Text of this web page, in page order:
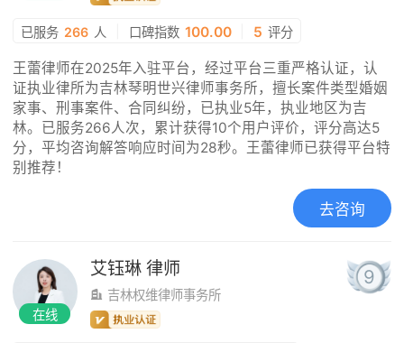
已服务 266 人 口碑指数 100.00 5 评分
王蕾律师在2025年入驻平台，经过平台三重严格认证，认
证执业律所为吉林琴明世兴律师事务所，擅长案件类型婚姻
家事、刑事案件、合同纠纷，已执业5年，执业地区为吉
林。已服务266人次，累计获得10个用户评价，评分高达5
分，平均咨询解答响应时间为28秒。王蕾律师已获得平台特
别推荐！
去咨询
在线
艾钰琳 律师
吉林权维律师事务所
9